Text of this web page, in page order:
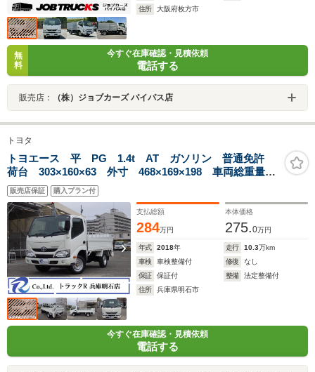
住所
大阪府枚方市
無
料
今すぐ在庫確認・見積依頼
電話する
販売店： （株）ジョブカーズ バイパス店
トヨタ
トヨエース 平 PG 1.4t AT ガソリン 普通免許
荷台 303×160×63 外寸 468×169×198 車両総重量
3.5t未 新普通免許 4ナンバー エンジン型式
1TR 2000cc 保証付 小型 トラック 垂直式パワー
ゲート
販売店保証 購入プラン付
支払総額
284万円
本体価格
275.0万円
年式 2018年 走行 10.3万km
車検
車検整備付 修復
なし
保証
保証付 整備
法定整備付
住所
兵庫県明石市
今すぐ在庫確認・見積依頼
電話する